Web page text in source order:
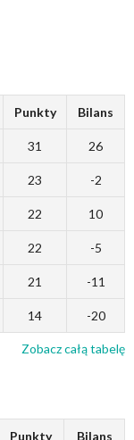
Punkty Bilans
31 26
23 -2
22 10
22 -5
21 -11
14 -20
Zobacz całą tabelę
Punkty Bilans